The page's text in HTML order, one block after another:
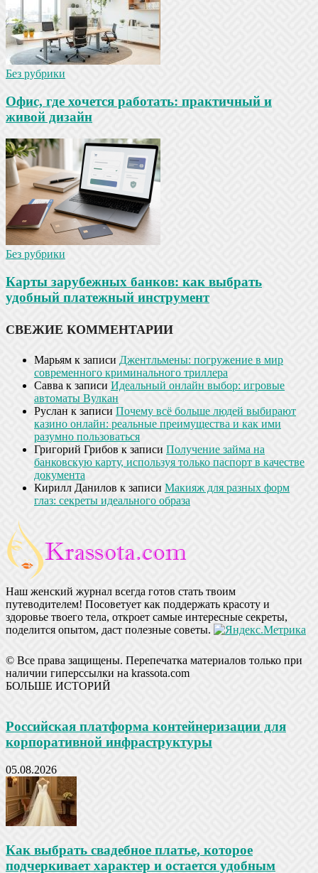
Без рубрики
Офис, где хочется работать: практичный и
живой дизайн
Без рубрики
Карты зарубежных банков: как выбрать
удобный платежный инструмент
СВЕЖИЕ КОММЕНТАРИИ
Марьям к записи Джентльмены: погружение в мир
современного криминального триллера
Савва к записи Идеальный онлайн выбор: игровые
автоматы Вулкан
Руслан к записи Почему всё больше людей выбирают
казино онлайн: реальные преимущества и как ими
разумно пользоваться
Григорий Грибов к записи Получение займа на
банковскую карту, используя только паспорт в качестве
документа
Кирилл Данилов к записи Макияж для разных форм
глаз: секреты идеального образа
Наш женский журнал всегда готов стать твоим
путеводителем! Посоветует как поддержать красоту и
здоровье твоего тела, откроет самые интересные секреты,
поделится опытом, даст полезные советы.
© Все права защищены. Перепечатка материалов только при
наличии гиперссылки на krassota.com
БОЛЬШЕ ИСТОРИЙ
Российская платформа контейнеризации для
корпоративной инфраструктуры
05.08.2026
Как выбрать свадебное платье, которое
подчеркивает характер и остается удобным